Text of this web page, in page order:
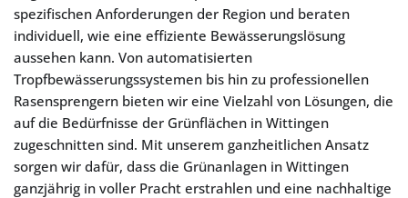
spezifischen Anforderungen der Region und beraten
individuell, wie eine effiziente Bewässerungslösung
aussehen kann. Von automatisierten
Tropfbewässerungssystemen bis hin zu professionellen
Rasensprengern bieten wir eine Vielzahl von Lösungen, die
auf die Bedürfnisse der Grünflächen in Wittingen
zugeschnitten sind. Mit unserem ganzheitlichen Ansatz
sorgen wir dafür, dass die Grünanlagen in Wittingen
ganzjährig in voller Pracht erstrahlen und eine nachhaltige